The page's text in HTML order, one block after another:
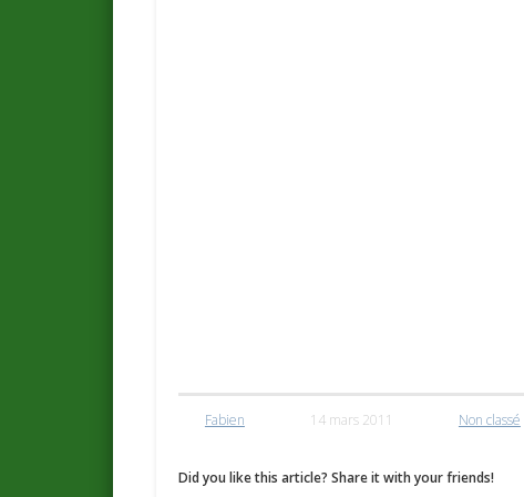
Fabien 14 mars 2011 Non classé
Did you like this article? Share it with your friends!